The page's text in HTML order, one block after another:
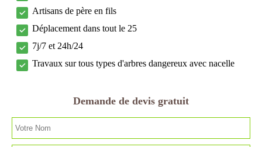
Artisans de père en fils
Déplacement dans tout le 25
7j/7 et 24h/24
Travaux sur tous types d'arbres dangereux avec nacelle
Demande de devis gratuit